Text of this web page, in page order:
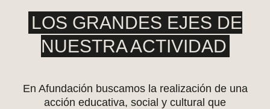
LOS GRANDES EJES DE
NUESTRA ACTIVIDAD
En Afundación buscamos la realización de una
acción educativa, social y cultural que